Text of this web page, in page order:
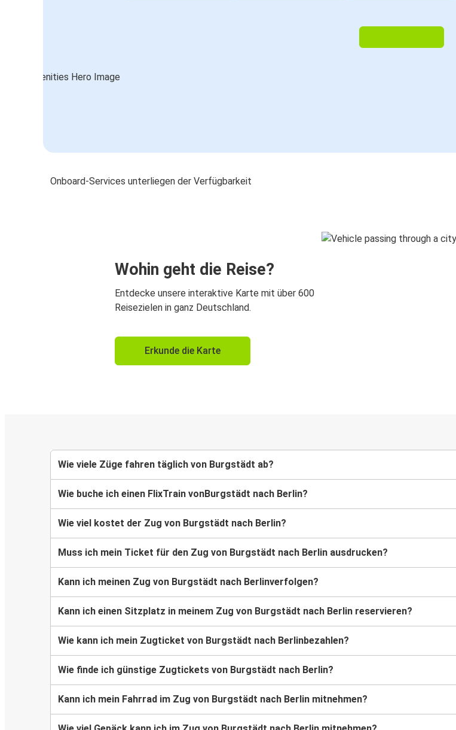
Onboard-Services unterliegen der Verfügbarkeit
Wohin geht die Reise?
Entdecke unsere interaktive Karte mit über 600
Reisezielen in ganz Deutschland.
Erkunde die Karte
Wie viele Züge fahren täglich von Burgstädt ab?
Wie buche ich einen FlixTrain vonBurgstädt nach Berlin?
Wie viel kostet der Zug von Burgstädt nach Berlin?
Muss ich mein Ticket für den Zug von Burgstädt nach Berlin ausdrucken?
Kann ich meinen Zug von Burgstädt nach Berlinverfolgen?
Kann ich einen Sitzplatz in meinem Zug von Burgstädt nach Berlin reservieren?
Wie kann ich mein Zugticket von Burgstädt nach Berlinbezahlen?
Wie finde ich günstige Zugtickets von Burgstädt nach Berlin?
Kann ich mein Fahrrad im Zug von Burgstädt nach Berlin mitnehmen?